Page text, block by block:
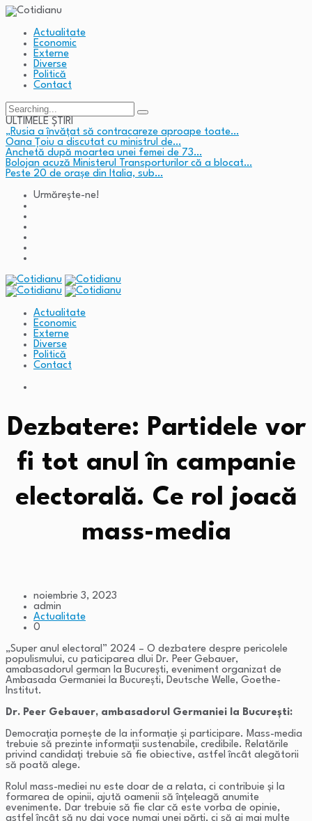
Actualitate
Economic
Externe
Diverse
Politică
Contact
Search
for:
ULTIMELE ȘTIRI
„Rusia a învățat să contracareze aproape toate…
Oana Țoiu a discutat cu ministrul de…
Anchetă după moartea unei femei de 73…
Bolojan acuză Ministerul Transporturilor că a blocat…
Peste 20 de orașe din Italia, sub…
Urmărește-ne!
Actualitate
Economic
Externe
Diverse
Politică
Contact
Dezbatere: Partidele vor
fi tot anul în campanie
electorală. Ce rol joacă
mass-media
noiembrie 3, 2023
admin
Actualitate
0
„Super anul electoral” 2024 – O dezbatere despre pericolele
populismului, cu paticiparea dlui Dr. Peer Gebauer,
amabasadorul german la București, eveniment organizat de
Ambasada Germaniei la București, Deutsche Welle, Goethe-
Institut.
Dr. Peer Gebauer, ambasadorul Germaniei la București:
Democrația pornește de la informație și participare. Mass-media
trebuie să prezinte informații sustenabile, credibile. Relatările
privind candidați trebuie să fie obiective, astfel încât alegătorii
să poată alege.
Rolul mass-mediei nu este doar de a relata, ci contribuie și la
formarea de opinii, ajută oamenii să înțeleagă anumite
evenimente. Dar trebuie să fie clar că este vorba de opinie,
astfel încât să nu dai voce numai unei părți, ci să ai mai multe